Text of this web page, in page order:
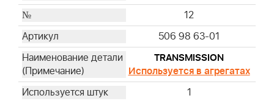
42
44
12
506 98 63-01
TRANSMISSION
Используется в агрегатах
1